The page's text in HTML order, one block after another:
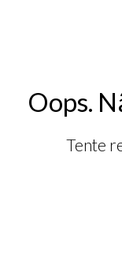
Oops.
Tente